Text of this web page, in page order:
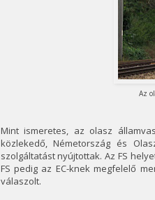
Az
Mint ismeretes, az olasz
közlekedő, Németország és
szolgáltatást nyújtottak. Az FS
FS pedig az EC-knek megfelelő
válaszolt.